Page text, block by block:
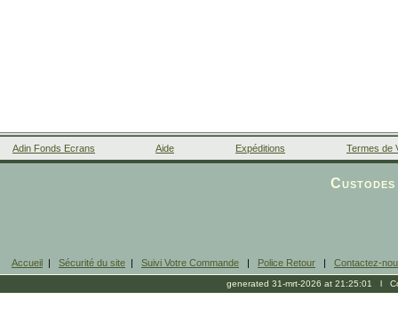
Adin Fonds Ecrans Aide Expéditions Termes de
Accueil | Sécurité du site | Suivi Votre Commande | Police Retour | Contactez-
generated 31-mrt-2026 at 21:25:01 l